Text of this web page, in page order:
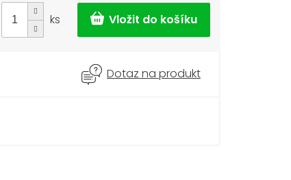
ks
Dotaz na produkt